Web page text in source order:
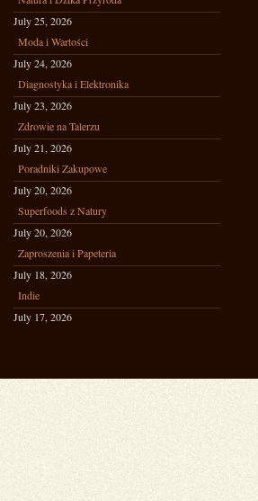
July 25, 2026
Moda i Wartości
July 24, 2026
Diagnostyka i Elektronika
July 23, 2026
Zdrowie na Talerzu
July 21, 2026
Poradniki Zakupowe
July 20, 2026
Superfoods z Natury
July 20, 2026
Zaproszenia i Papeteria
July 18, 2026
Indie
July 17, 2026